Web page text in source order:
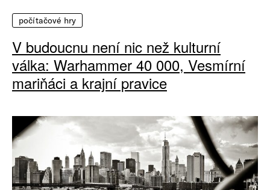
počítačové hry
V budoucnu není nic než kulturní
válka: Warhammer 40 000, Vesmírní
mariňáci a krajní pravice